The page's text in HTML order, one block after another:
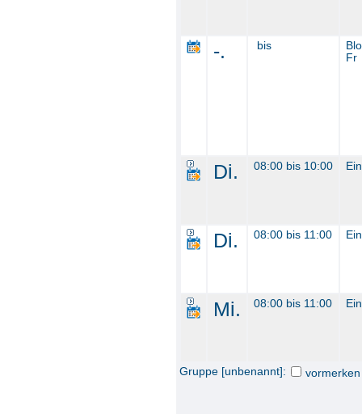
-. bis
Fr
Di. 08:00 bis 10:00
Di. 08:00 bis 11:00
Mi. 08:00 bis 11:00
Gruppe [unbenannt]: vormerken